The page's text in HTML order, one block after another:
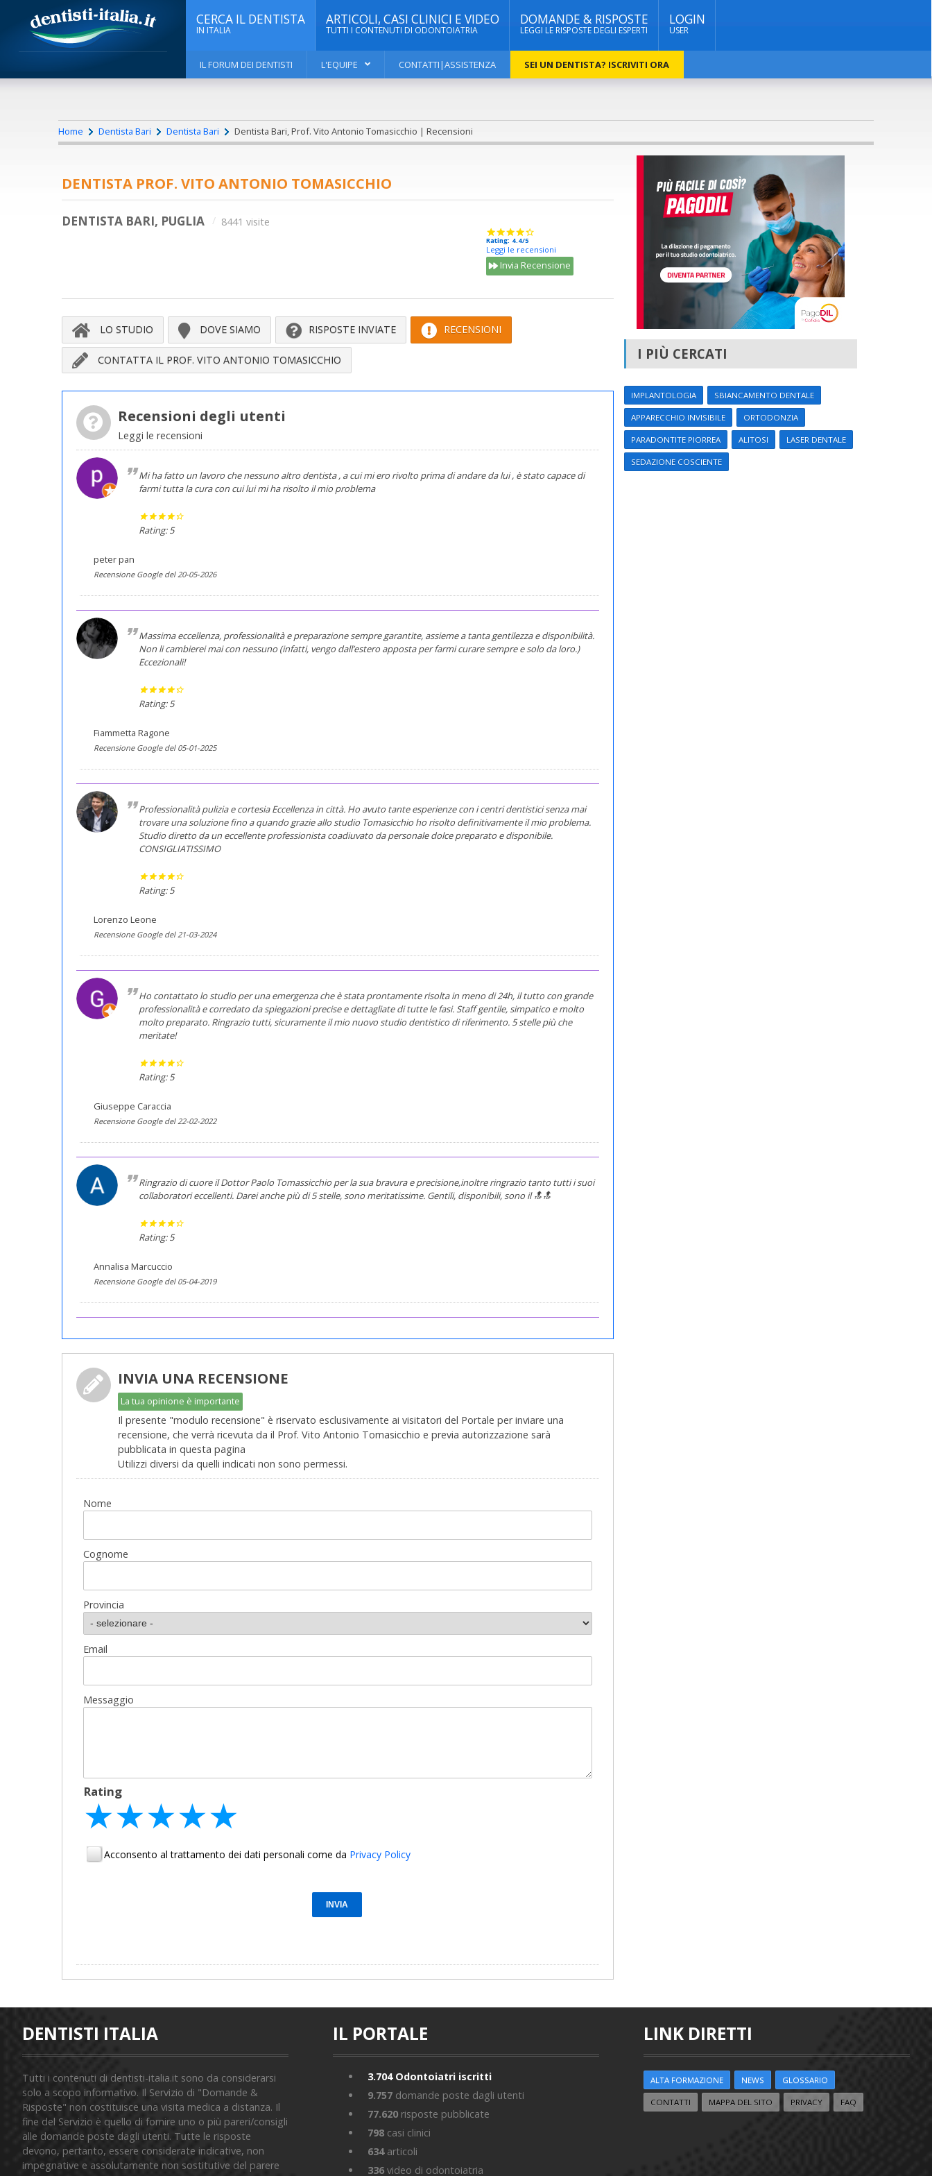
CERCA IL DENTISTA
IN ITALIA
ARTICOLI, CASI CLINICI E VIDEO
TUTTI I CONTENUTI DI ODONTOIATRIA
DOMANDE & RISPOSTE
LEGGI LE RISPOSTE DEGLI ESPERTI
LOGIN
USER
IL FORUM DEI DENTISTI L'EQUIPE CONTATTI|ASSISTENZA SEI UN DENTISTA? ISCRIVITI ORA
Home Dentista Bari Dentista Bari Dentista Bari, Prof. Vito Antonio Tomasicchio | Recensioni
DENTISTA PROF. VITO ANTONIO TOMASICCHIO
DENTISTA BARI, PUGLIA 8441 visite
Rating: 4.4/5
Leggi le recensioni
Invia Recensione
LO STUDIO DOVE SIAMO RISPOSTE INVIATE RECENSIONI
CONTATTA IL PROF. VITO ANTONIO TOMASICCHIO
Recensioni degli utenti
Leggi le recensioni
Mi ha fatto un lavoro che nessuno altro dentista , a cui mi ero rivolto prima di andare da lui , è stato capace di
farmi tutta la cura con cui lui mi ha risolto il mio problema
Rating: 5
peter pan
Recensione Google del 20-05-2026
Massima eccellenza, professionalità e preparazione sempre garantite, assieme a tanta gentilezza e disponibilità.
Non li cambierei mai con nessuno (infatti, vengo dall’estero apposta per farmi curare sempre e solo da loro.)
Eccezionali!
Rating: 5
Fiammetta Ragone
Recensione Google del 05-01-2025
Professionalità pulizia e cortesia Eccellenza in città. Ho avuto tante esperienze con i centri dentistici senza mai
trovare una soluzione fino a quando grazie allo studio Tomasicchio ho risolto definitivamente il mio problema.
Studio diretto da un eccellente professionista coadiuvato da personale dolce preparato e disponibile.
CONSIGLIATISSIMO
Rating: 5
Lorenzo Leone
Recensione Google del 21-03-2024
Ho contattato lo studio per una emergenza che è stata prontamente risolta in meno di 24h, il tutto con grande
professionalità e corredato da spiegazioni precise e dettagliate di tutte le fasi. Staff gentile, simpatico e molto
molto preparato. Ringrazio tutti, sicuramente il mio nuovo studio dentistico di riferimento. 5 stelle più che
meritate!
Rating: 5
Giuseppe Caraccia
Recensione Google del 22-02-2022
Ringrazio di cuore il Dottor Paolo Tomassicchio per la sua bravura e precisione,inoltre ringrazio tanto tutti i suoi
collaboratori eccellenti. Darei anche più di 5 stelle, sono meritatissime. Gentili, disponibili, sono il 🔝🔝
Rating: 5
Annalisa Marcuccio
Recensione Google del 05-04-2019
I PIÙ CERCATI
IMPLANTOLOGIA SBIANCAMENTO DENTALE
APPARECCHIO INVISIBILE ORTODONZIA
PARADONTITE PIORREA ALITOSI LASER DENTALE
SEDAZIONE COSCIENTE
INVIA UNA RECENSIONE
La tua opinione è importante
Il presente "modulo recensione" è riservato esclusivamente ai visitatori del Portale per inviare una
recensione, che verrà ricevuta da il Prof. Vito Antonio Tomasicchio e previa autorizzazione sarà
pubblicata in questa pagina
Utilizzi diversi da quelli indicati non sono permessi.
Nome
Cognome
Provincia
Email
Messaggio
Rating
★
★★
★★★
★★★★
★★★★★
Acconsento al trattamento dei dati personali come da Privacy Policy
DENTISTI ITALIA
Tutti i contenuti di dentisti-italia.it sono da considerarsi
solo a scopo informativo. Il Servizio di "Domande &
Risposte" non costituisce una visita medica a distanza. Il
fine del Servizio è quello di fornire uno o più pareri/consigli
alle domande poste dagli utenti. Tutte le risposte
devono, pertanto, essere considerate indicative, non
impegnative e assolutamente non sostitutive del parere
IL PORTALE
3.704Odontoiatri iscritti
9.757 domande poste dagli utenti
77.620 risposte pubblicate
798 casi clinici
634articoli
336 video di odontoiatria
LINK DIRETTI
ALTA FORMAZIONE NEWS GLOSSARIO
CONTATTI MAPPA DEL SITO PRIVACY FAQ